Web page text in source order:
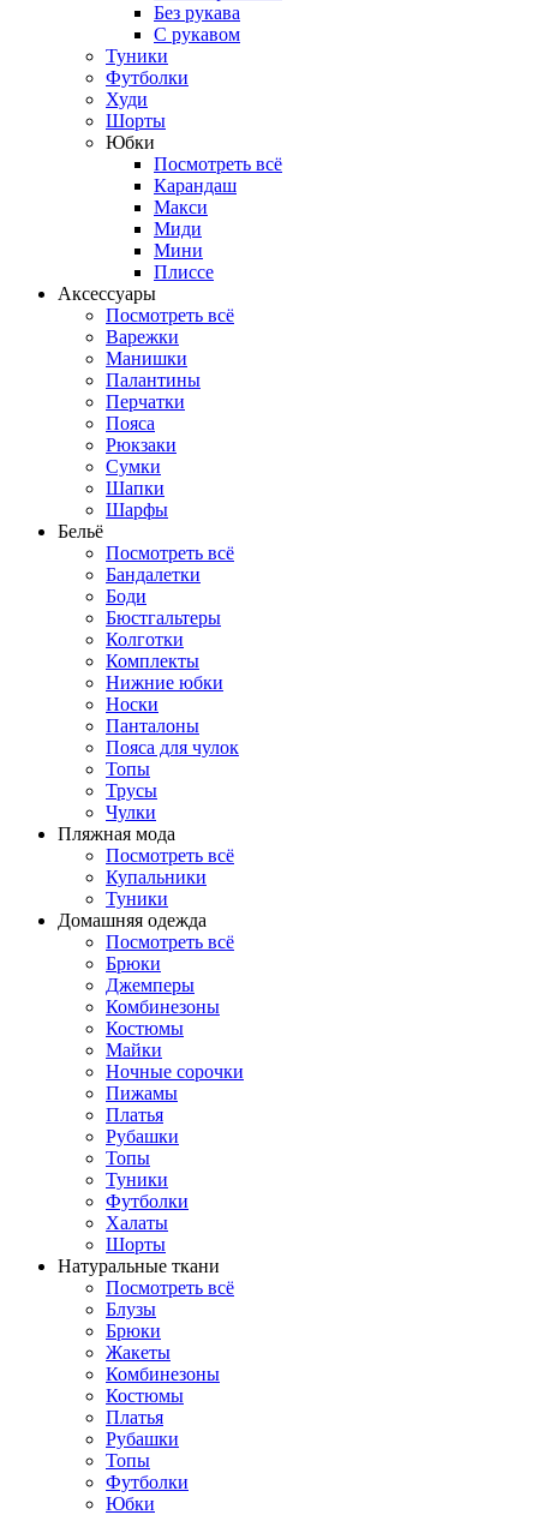
Без рукава
С рукавом
Туники
Футболки
Худи
Шорты
Юбки
Посмотреть всё
Карандаш
Макси
Миди
Мини
Плиссе
Аксессуары
Посмотреть всё
Варежки
Манишки
Палантины
Перчатки
Пояса
Рюкзаки
Сумки
Шапки
Шарфы
Бельё
Посмотреть всё
Бандалетки
Боди
Бюстгальтеры
Колготки
Комплекты
Нижние юбки
Носки
Панталоны
Поясa для чулок
Топы
Трусы
Чулки
Пляжная мода
Посмотреть всё
Купальники
Туники
Домашняя одежда
Посмотреть всё
Брюки
Джемперы
Комбинезоны
Костюмы
Майки
Ночные сорочки
Пижамы
Платья
Рубашки
Топы
Туники
Футболки
Халаты
Шорты
Натуральные ткани
Посмотреть всё
Блузы
Брюки
Жакеты
Комбинезоны
Костюмы
Платья
Рубашки
Топы
Футболки
Юбки